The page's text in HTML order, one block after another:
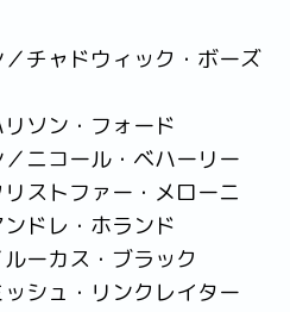
チャドウィック・ボーズ
ソン・フォード
ニコール・ベハーリー
ストファー・メローニ
ドレ・ホランド
ーカス・ブラック
シュ・リンクレイター